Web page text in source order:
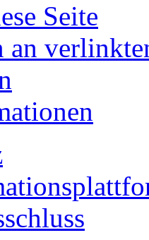
Seite
an